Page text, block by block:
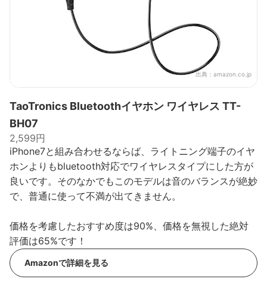
出典： amazon.co.jp
TaoTronics Bluetoothイヤホン ワイヤレス TT-
BH07
2,599円
iPhone7と組み合わせるならば、ライトニング端子のイヤ
ホンよりもbluetooth対応でワイヤレスタイプにした方が
良いです。そのなかでもこのモデルは音のバランスが絶妙
で、普通に使って不満が出てきません。
価格を考慮したおすすめ度は90%、価格を無視した絶対
評価は65%です！
Amazonで詳細を見る